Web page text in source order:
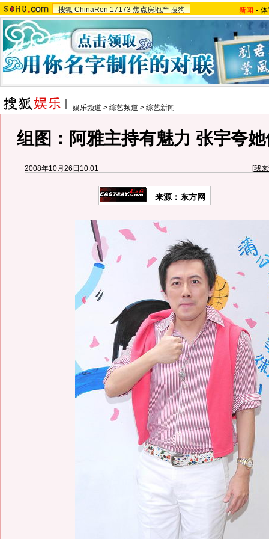
搜狐 ChinaRen 17173 焦点房地产 搜狗 新闻 -
娱乐频道 > 综艺频道 > 综艺新闻
组图：阿雅主持有魅力 张宇夸
2008年10月26日10:01 [我
来源：东方网